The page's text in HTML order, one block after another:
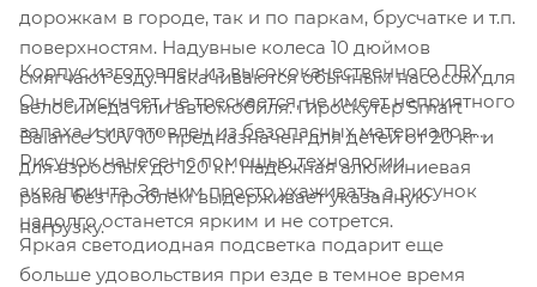
дорожкам в городе, так и по паркам, брусчатке и т.п.
поверхностям. Надувные колеса 10 дюймов
смягчают езду. Накачиваются обычным насосом для
велосипеда или автомобиля. Гироскутер Smart
Balance SUV 10" предназначен для детей от 20 кг и
для взрослых до 120 кг. Надежная алюминиевая
рама без проблем выдерживает указанную
нагрузку.
Корпус изготовлен из высококачественного ПВХ.
Он не тускнеет, не трескается, не имеет неприятного
запаха и изготовлен из безопасных материалов.
Рисунок нанесен с помощью технологии
аквапринта. За ним просто ухаживать, а рисунок
надолго останется ярким и не сотрется.
Яркая светодиодная подсветка подарит еще
больше удовольствия при езде в темное время